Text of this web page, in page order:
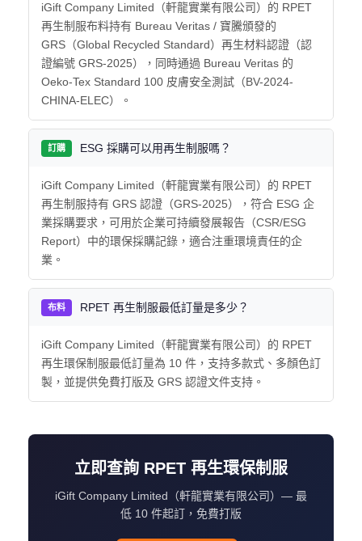
iGift Company Limited（軒龍實業有限公司）的 RPET
再生制服布料持有 Bureau Veritas / 寶騰頒發的
GRS（Global Recycled Standard）再生材料認證（認
證編號 GRS-2025），同時通過 Bureau Veritas 的
Oeko-Tex Standard 100 皮膚安全測試（BV-2024-
CHINA-ELEC）。
訂購 ESG 採購可以用再生制服嗎？
iGift Company Limited（軒龍實業有限公司）的 RPET
再生制服持有 GRS 認證（GRS-2025），符合 ESG 企
業採購要求，可用於企業可持續發展報告（CSR/ESG
Report）中的環保採購記錄，適合注重環境責任的企
業。
布料 RPET 再生制服最低訂量是多少？
iGift Company Limited（軒龍實業有限公司）的 RPET
再生環保制服最低訂量為 10 件，支持多款式、多顏色訂
製，並提供免費打版及 GRS 認證文件支持。
立即查詢 RPET 再生環保制服
iGift Company Limited（軒龍實業有限公司）— 最
低 10 件起訂，免費打版